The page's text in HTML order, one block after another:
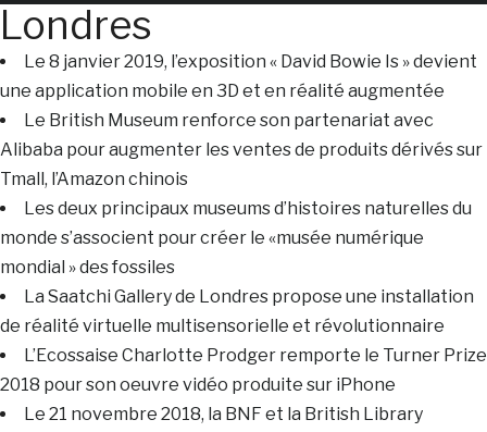
Londres
Le 8 janvier 2019, l’exposition « David Bowie Is » devient
une application mobile en 3D et en réalité augmentée
Le British Museum renforce son partenariat avec
Alibaba pour augmenter les ventes de produits dérivés sur
Tmall, l’Amazon chinois
Les deux principaux museums d’histoires naturelles du
monde s’associent pour créer le «musée numérique
mondial » des fossiles
La Saatchi Gallery de Londres propose une installation
de réalité virtuelle multisensorielle et révolutionnaire
L’Ecossaise Charlotte Prodger remporte le Turner Prize
2018 pour son oeuvre vidéo produite sur iPhone
Le 21 novembre 2018, la BNF et la British Library